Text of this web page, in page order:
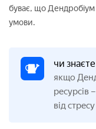
буває, що Дендробіум
умови.
чи
якщо
ресурсів
від